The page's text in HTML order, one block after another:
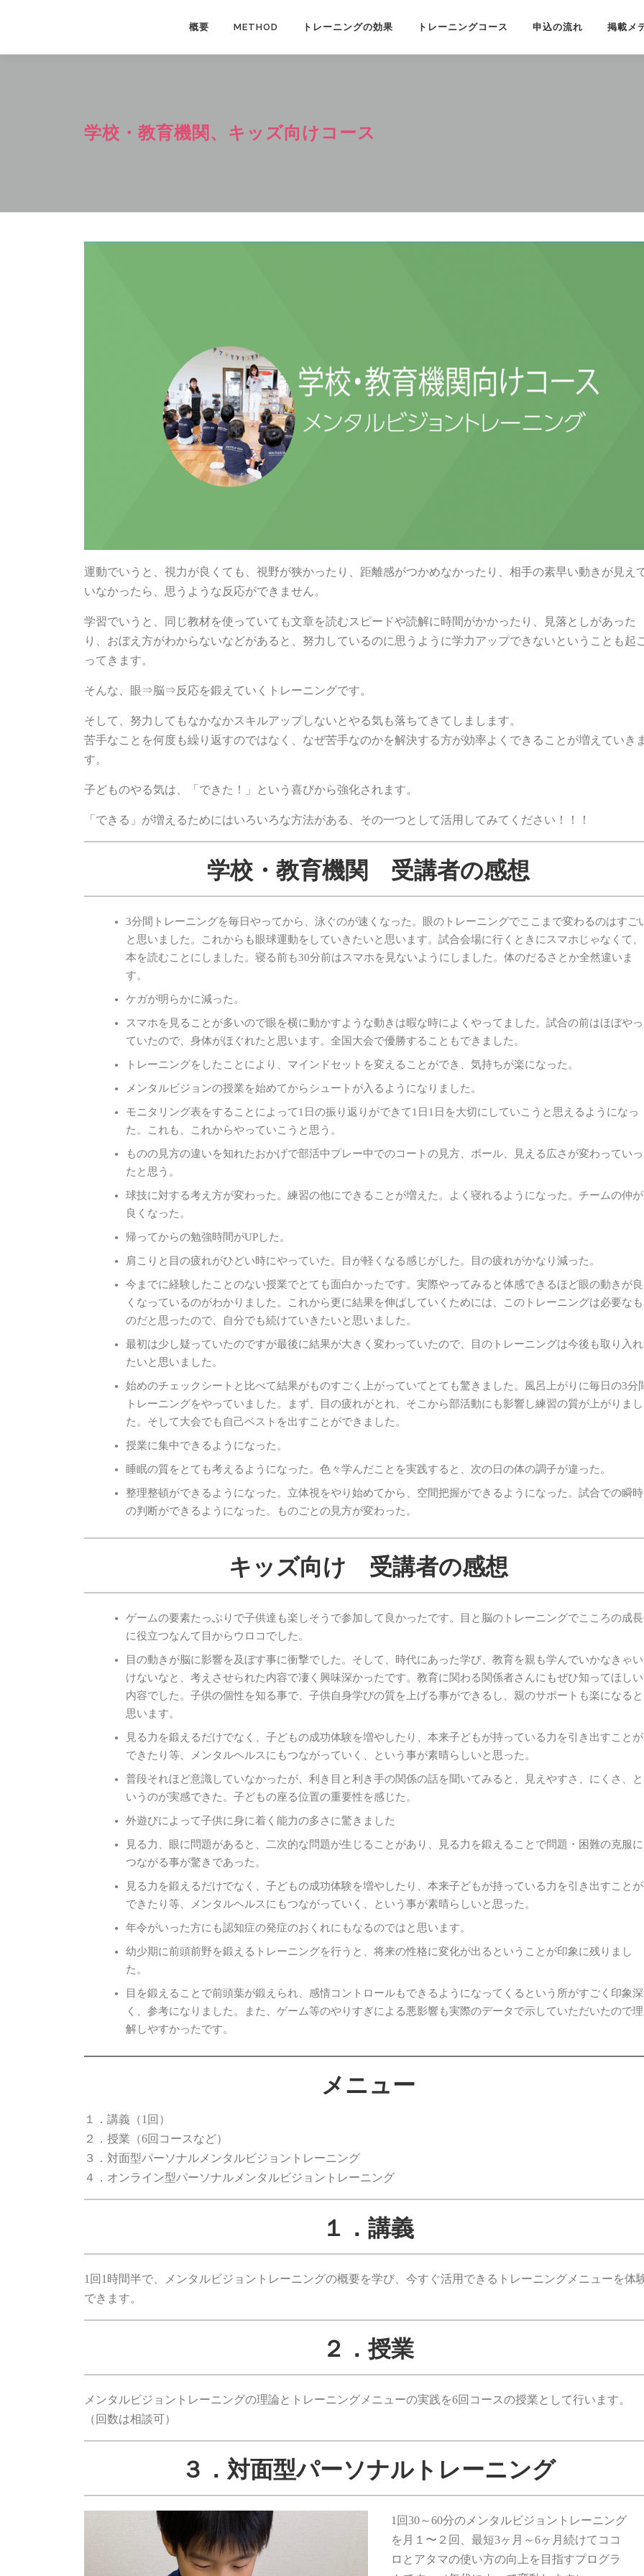
概要 METHOD トレーニングの効果 トレーニングコース 申込の流れ 掲載メ
学校・教育機関、キッズ向けコース
運動でいうと、視力が良くても、視野が狭かったり、距離感がつかめなかったり、相手の素早い動きが見え
いなかったら、思うような反応ができません。
学習でいうと、同じ教材を使っていても文章を読むスピードや読解に時間がかかったり、見落としがあった
り、おぼえ方がわからないなどがあると、努力しているのに思うように学力アップできないということも起
ってきます。
そんな、眼⇒脳⇒反応を鍛えていくトレーニングです。
そして、努力してもなかなかスキルアップしないとやる気も落ちてきてしまします。
苦手なことを何度も繰り返すのではなく、なぜ苦手なのかを解決する方が効率よくできることが増えていき
す。
子どものやる気は、「できた！」という喜びから強化されます。
「できる」が増えるためにはいろいろな方法がある、その一つとして活用してみてください！！！
学校・教育機関 受講者の感想
3分間トレーニングを毎日やってから、泳ぐのが速くなった。眼のトレーニングでここまで変わるのはすご
と思いました。これからも眼球運動をしていきたいと思います。試合会場に行くときにスマホじゃなくて、
本を読むことにしました。寝る前も30分前はスマホを見ないようにしました。体のだるさとか全然違いま
す。
ケガが明らかに減った。
スマホを見ることが多いので眼を横に動かすような動きは暇な時によくやってました。試合の前はほぼやっ
ていたので、身体がほぐれたと思います。全国大会で優勝することもできました。
トレーニングをしたことにより、マインドセットを変えることができ、気持ちが楽になった。
メンタルビジョンの授業を始めてからシュートが入るようになりました。
モニタリング表をすることによって1日の振り返りができて1日1日を大切にしていこうと思えるようになっ
た。これも、これからやっていこうと思う。
ものの見方の違いを知れたおかげで部活中プレー中でのコートの見方、ボール、見える広さが変わっていっ
たと思う。
球技に対する考え方が変わった。練習の他にできることが増えた。よく寝れるようになった。チームの仲が
良くなった。
帰ってからの勉強時間がUPした。
肩こりと目の疲れがひどい時にやっていた。目が軽くなる感じがした。目の疲れがかなり減った。
今までに経験したことのない授業でとても面白かったです。実際やってみると体感できるほど眼の動きが良
くなっているのがわかりました。これから更に結果を伸ばしていくためには、このトレーニングは必要なも
のだと思ったので、自分でも続けていきたいと思いました。
最初は少し疑っていたのですが最後に結果が大きく変わっていたので、目のトレーニングは今後も取り入れ
たいと思いました。
始めのチェックシートと比べて結果がものすごく上がっていてとても驚きました。風呂上がりに毎日の3分
トレーニングをやっていました。まず、目の疲れがとれ、そこから部活動にも影響し練習の質が上がりまし
た。そして大会でも自己ベストを出すことができました。
授業に集中できるようになった。
睡眠の質をとても考えるようになった。色々学んだことを実践すると、次の日の体の調子が違った。
整理整頓ができるようになった。立体視をやり始めてから、空間把握ができるようになった。試合での瞬時
の判断ができるようになった。ものごとの見方が変わった。
キッズ向け 受講者の感想
ゲームの要素たっぷりで子供達も楽しそうで参加して良かったです。目と脳のトレーニングでこころの成長
に役立つなんて目からウロコでした。
目の動きが脳に影響を及ぼす事に衝撃でした。そして、時代にあった学び、教育を親も学んでいかなきゃい
けないなと、考えさせられた内容で凄く興味深かったです。教育に関わる関係者さんにもぜひ知ってほしい
内容でした。子供の個性を知る事で、子供自身学びの質を上げる事ができるし、親のサポートも楽になると
思います。
見る力を鍛えるだけでなく、子どもの成功体験を増やしたり、本来子どもが持っている力を引き出すことが
できたり等、メンタルヘルスにもつながっていく、という事が素晴らしいと思った。
普段それほど意識していなかったが、利き目と利き手の関係の話を聞いてみると、見えやすさ、にくさ、と
いうのが実感できた。子どもの座る位置の重要性を感じた。
外遊びによって子供に身に着く能力の多さに驚きました
見る力、眼に問題があると、二次的な問題が生じることがあり、見る力を鍛えることで問題・困難の克服に
つながる事が驚きであった。
見る力を鍛えるだけでなく、子どもの成功体験を増やしたり、本来子どもが持っている力を引き出すことが
できたり等、メンタルヘルスにもつながっていく、という事が素晴らしいと思った。
年令がいった方にも認知症の発症のおくれにもなるのではと思います。
幼少期に前頭前野を鍛えるトレーニングを行うと、将来の性格に変化が出るということが印象に残りまし
た。
目を鍛えることで前頭葉が鍛えられ、感情コントロールもできるようになってくるという所がすごく印象深
く、参考になりました。また、ゲーム等のやりすぎによる悪影響も実際のデータで示していただいたので理
解しやすかったです。
メニュー
１．講義（1回）
２．授業（6回コースなど）
３．対面型パーソナルメンタルビジョントレーニング
４．オンライン型パーソナルメンタルビジョントレーニング
１．講義
1回1時間半で、メンタルビジョントレーニングの概要を学び、今すぐ活用できるトレーニングメニューを体
できます。
２．授業
メンタルビジョントレーニングの理論とトレーニングメニューの実践を6回コースの授業として行います。
（回数は相談可）
３．対面型パーソナルトレーニング
1回30～60分のメンタルビジョントレーニング
を月１〜２回、最短3ヶ月～6ヶ月続けてココ
ロとアタマの使い方の向上を目指すプログラ